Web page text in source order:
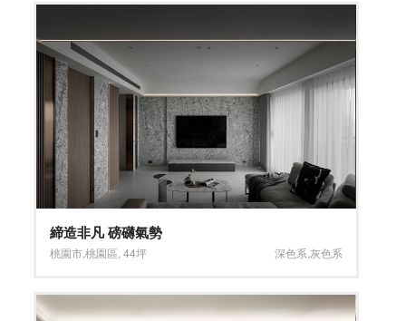
締造非凡 磅礴氣勢
桃園市,桃園區 ,44坪 深色系 灰色系